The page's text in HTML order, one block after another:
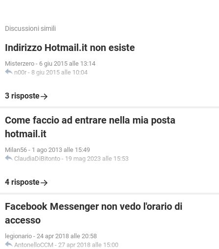
Discussioni simili
Indirizzo Hotmail.it non esiste
Misterzero - 6 giu 2015 alle 13:14
n00r - 8 giu 2015 alle 10:04
3 risposte
Come faccio ad entrare nella mia posta
hotmail.it
Milan56 - 1 ago 2013 alle 15:49
ClaudiaDiBitonto - 19 mag 2023 alle 15:53
4 risposte
Facebook Messenger non vedo l'orario di
accesso
legionario - 24 apr 2018 alle 20:58
AntonelloCCM - 27 apr 2018 alle 15:00